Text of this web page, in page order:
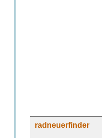
radneuerfinder